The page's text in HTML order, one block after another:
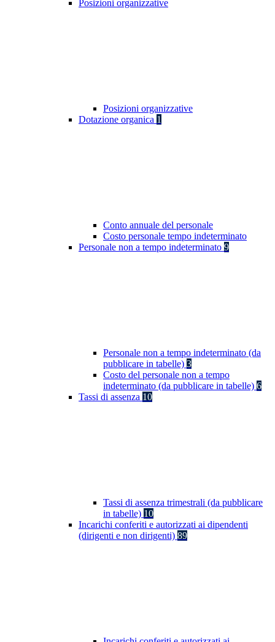
Posizioni organizzative
Posizioni organizzative
Dotazione organica 1
Conto annuale del personale
Costo personale tempo indeterminato
Personale non a tempo indeterminato 9
Personale non a tempo indeterminato (da
pubblicare in tabelle) 3
Costo del personale non a tempo
indeterminato (da pubblicare in tabelle) 6
Tassi di assenza 10
Tassi di assenza trimestrali (da pubblicare
in tabelle) 10
Incarichi conferiti e autorizzati ai dipendenti
(dirigenti e non dirigenti) 89